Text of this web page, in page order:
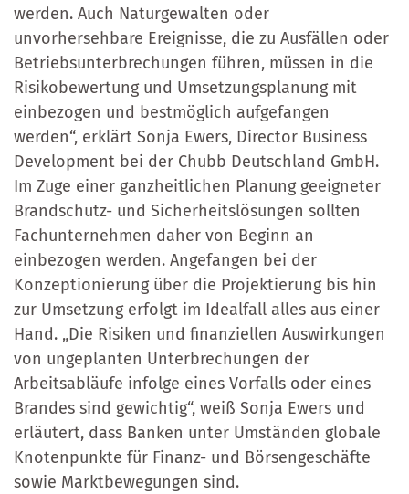
werden. Auch Naturgewalten oder
unvorhersehbare Ereignisse, die zu Ausfällen oder
Betriebsunterbrechungen führen, müssen in die
Risikobewertung und Umsetzungsplanung mit
einbezogen und bestmöglich aufgefangen
werden“, erklärt Sonja Ewers, Director Business
Development bei der Chubb Deutschland GmbH.
Im Zuge einer ganzheitlichen Planung geeigneter
Brandschutz- und Sicherheitslösungen sollten
Fachunternehmen daher von Beginn an
einbezogen werden. Angefangen bei der
Konzeptionierung über die Projektierung bis hin
zur Umsetzung erfolgt im Idealfall alles aus einer
Hand. „Die Risiken und finanziellen Auswirkungen
von ungeplanten Unterbrechungen der
Arbeitsabläufe infolge eines Vorfalls oder eines
Brandes sind gewichtig“, weiß Sonja Ewers und
erläutert, dass Banken unter Umständen globale
Knotenpunkte für Finanz- und Börsengeschäfte
sowie Marktbewegungen sind.